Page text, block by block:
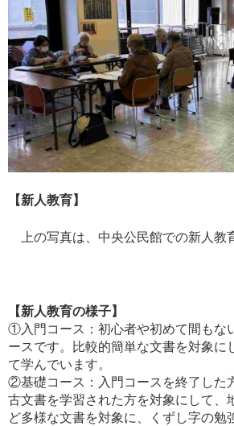
【新人教育】
上の写真は、中央公民館での新人教
【新人教育の様子】
①入門コース：初心者や初めて間もな
ースです。比較的簡単な文書を対象に
て学んでいます。
②基礎コース：入門コースを終了した
古文書を学習された方を対象にして、
ど多様な文書を対象に、くずし字の勉